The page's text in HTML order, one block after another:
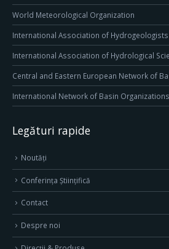
World Meteorological Organization
International Association of Hydrogeologists
International Association of Hydrological
Central and Eastern European Network of
International Network of Basin Organizations
Legături rapide
Noutăți
Conferința Științifică
Contact
Despre noi